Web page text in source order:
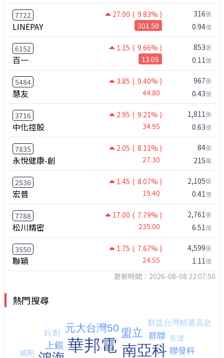
7722 27.00 ( 9.83% )
LINEPAY 301.50
316張
0.94億
6152 1.15 ( 9.66% )
百一 13.05
853張
0.11億
5484 3.85 ( 9.40% )
慧友 44.80
967張
0.43億
3716 2.95 ( 9.21% )
中化控股 34.95
1,811張
0.63億
7835 2.05 ( 8.11% )
永悅健康-創 27.30
84張
215萬
2536 1.45 ( 8.07% )
宏普 19.40
2,105張
0.41億
7788 17.00 ( 7.79% )
松川精密 235.00
2,761張
6.51億
3550 1.75 ( 7.67% )
聯穎 24.55
4,599張
1.11億
更新時間：2026-08-08 22:07:50
熱門搜尋